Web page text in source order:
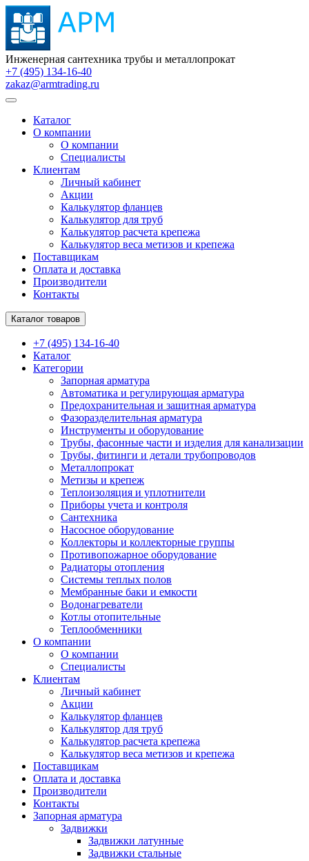
Инженерная сантехника трубы и металлопрокат
+7 (495) 134-16-40
zakaz@armtrading.ru
Каталог
О компании
О компании
Специалисты
Клиентам
Личный кабинет
Акции
Калькулятор фланцев
Калькулятор для труб
Калькулятор расчета крепежа
Калькулятор веса метизов и крепежа
Поставщикам
Оплата и доставка
Производители
Контакты
Каталог товаров
+7 (495) 134-16-40
Каталог
Категории
Запорная арматура
Автоматика и регулирующая арматура
Предохранительная и защитная арматура
Фазоразделительная арматура
Инструменты и оборудование
Трубы, фасонные части и изделия для канализации
Трубы, фитинги и детали трубопроводов
Металлопрокат
Метизы и крепеж
Теплоизоляция и уплотнители
Приборы учета и контроля
Сантехника
Насосное оборудование
Коллекторы и коллекторные группы
Противопожарное оборудование
Радиаторы отопления
Системы теплых полов
Мембранные баки и емкости
Водонагреватели
Котлы отопительные
Теплообменники
О компании
О компании
Специалисты
Клиентам
Личный кабинет
Акции
Калькулятор фланцев
Калькулятор для труб
Калькулятор расчета крепежа
Калькулятор веса метизов и крепежа
Поставщикам
Оплата и доставка
Производители
Контакты
Запорная арматура
Задвижки
Задвижки латунные
Задвижки стальные